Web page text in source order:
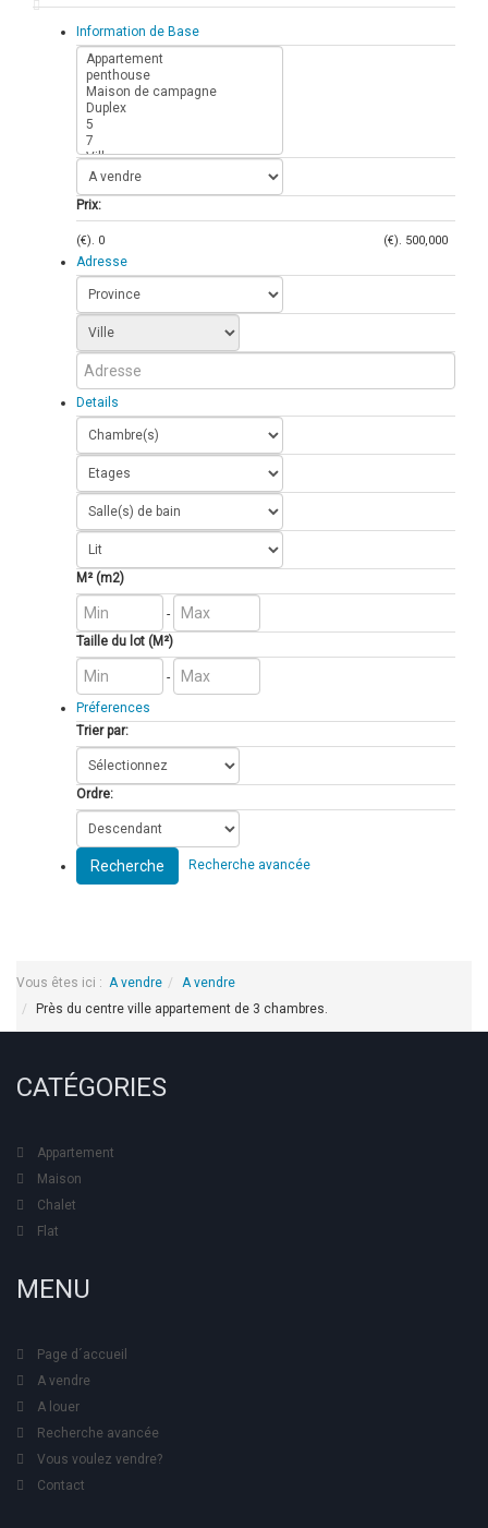
Information de Base
Prix:
(€). 0 (€). 500,000
Adresse
Details
M² (m2)
-
Taille du lot (M²)
-
Préferences
Trier par:
Ordre:
Recherche Recherche avancée
Vous êtes ici : A vendre
A vendre
Près du centre ville appartement de 3 chambres.
CATÉGORIES
Appartement
Maison
Chalet
Flat
MENU
Page d´accueil
A vendre
A louer
Recherche avancée
Vous voulez vendre?
Contact